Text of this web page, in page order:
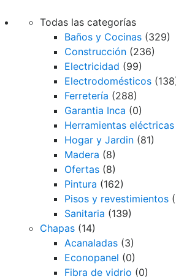
Todas las categorías
Baños y Cocinas (329)
Construcción (236)
Electricidad (99)
Electrodomésticos
Ferretería (288)
Garantia Inca (0)
Herramientas
Hogar y Jardin (81)
Madera (8)
Ofertas (8)
Pintura (162)
Pisos y revestimientos
Sanitaria (139)
Chapas (14)
Acanaladas (3)
Econopanel (0)
Fibra de vidrio (0)